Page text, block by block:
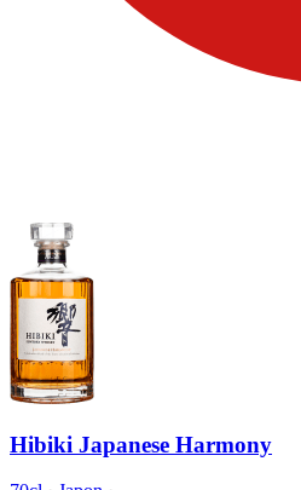
Hibiki Japanese Harmony